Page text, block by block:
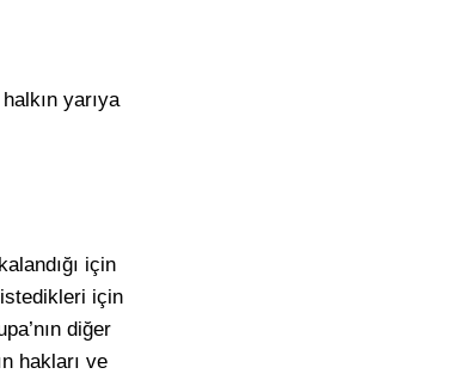
yarıya
için
için
diğer
hakları ve